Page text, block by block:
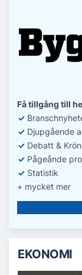
Få tillgång till
✓
✓ Djupgående
✓ Debatt &
✓ Pågeånde
✓ Statistik
+ mycket mer
EKONOMI